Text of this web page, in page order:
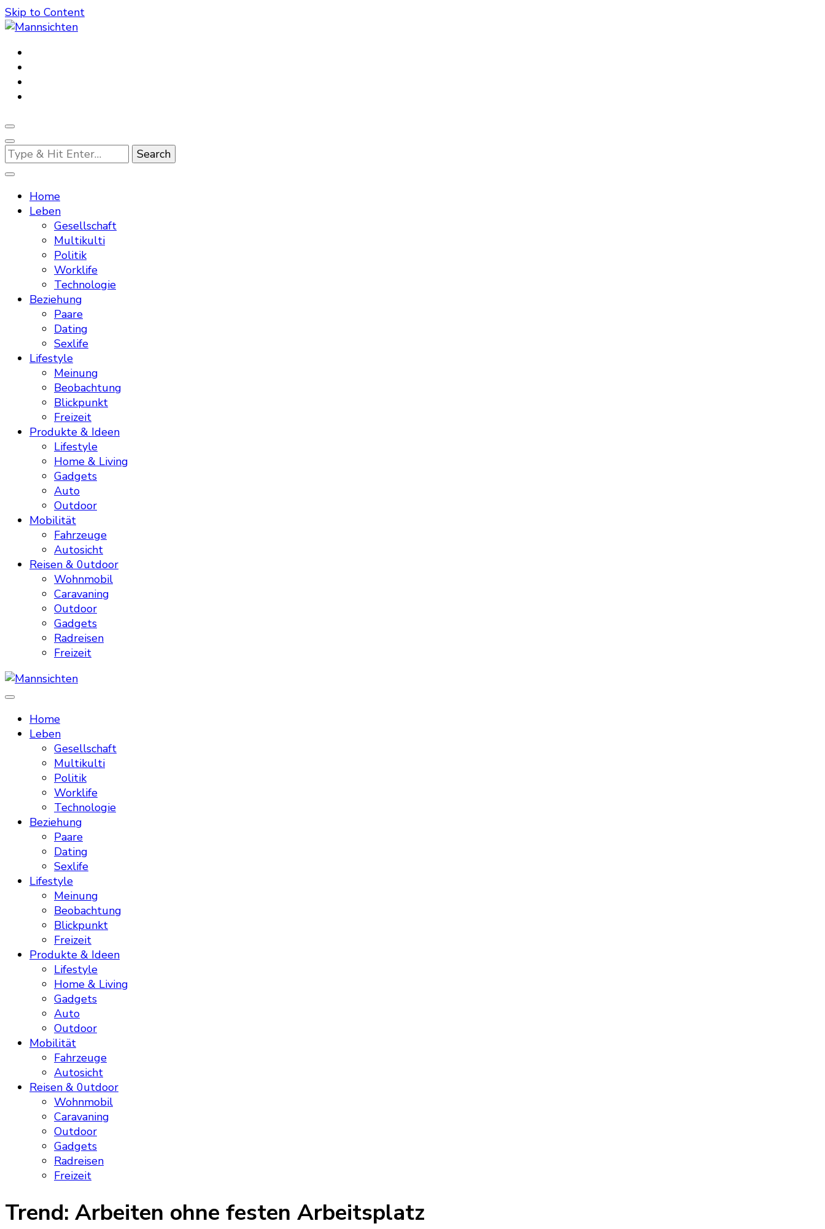
Skip to Content
Mannsichten
Was Männer wollen. Was Männer denken.
Looking
for
Something?
Home
Leben
Gesellschaft
Multikulti
Politik
Worklife
Technologie
Beziehung
Paare
Dating
Sexlife
Lifestyle
Meinung
Beobachtung
Blickpunkt
Freizeit
Produkte & Ideen
Lifestyle
Home & Living
Gadgets
Auto
Outdoor
Mobilität
Fahrzeuge
Autosicht
Reisen & 0utdoor
Wohnmobil
Caravaning
Outdoor
Gadgets
Radreisen
Freizeit
Mannsichten
Home
Leben
Gesellschaft
Multikulti
Politik
Worklife
Technologie
Beziehung
Paare
Dating
Sexlife
Lifestyle
Meinung
Beobachtung
Blickpunkt
Freizeit
Produkte & Ideen
Lifestyle
Home & Living
Gadgets
Auto
Outdoor
Mobilität
Fahrzeuge
Autosicht
Reisen & 0utdoor
Wohnmobil
Caravaning
Outdoor
Gadgets
Radreisen
Freizeit
Trend: Arbeiten ohne festen Arbeitsplatz